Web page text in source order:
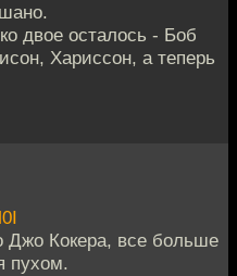
двое осталось - Боб
Хариссон, а теперь
Джо Кокера, все больше
пухом.